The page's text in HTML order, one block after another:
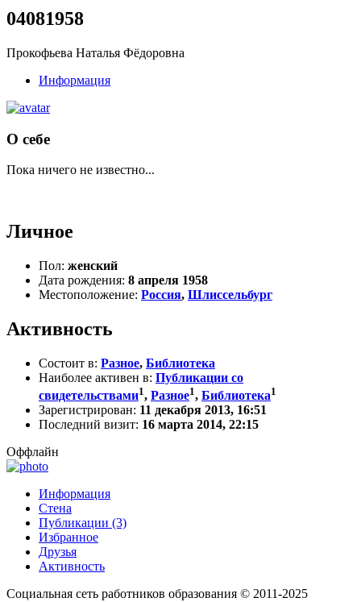
04081958
Прокофьева Наталья Фёдоровна
Информация
О себе
Пока ничего не известно...
Личное
Пол: женский
Дата рождения: 8 апреля 1958
Местоположение: Россия, Шлиссельбург
Активность
Состоит в: Разное, Библиотека
Наиболее активен в: Публикации со
свидетельствами1, Разное1, Библиотека1
Зарегистрирован: 11 декабря 2013, 16:51
Последний визит: 16 марта 2014, 22:15
Оффлайн
Информация
Стена
Публикации (3)
Избранное
Друзья
Активность
Социальная сеть работников образования © 2011-2025